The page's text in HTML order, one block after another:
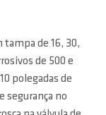
tampa de 16, 30,
de 500 e
polegadas de
segurança no